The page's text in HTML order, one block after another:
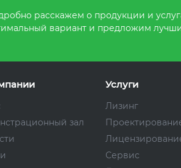
расскажем о продукции и
вариант и предложим
зал
Услуги
Лизинг
Сервис